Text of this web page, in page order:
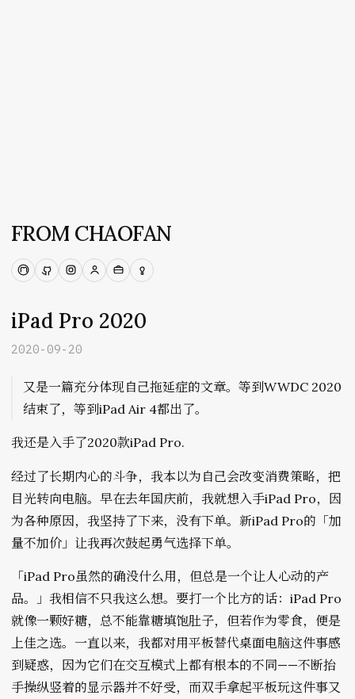
FROM CHAOFAN
Mastodon
GitHubInstagram
Persona
WorkIdeas
iPad Pro 2020
2020-09-20
又是一篇充分体现自己拖延症的文章。等到WWDC 2020
结束了，等到iPad Air 4都出了。
我还是入手了2020款iPad Pro.
经过了长期内心的斗争，我本以为自己会改变消费策略，把
目光转向电脑。早在去年国庆前，我就想入手iPad Pro，因
为各种原因，我坚持了下来，没有下单。新iPad Pro的「加
量不加价」让我再次鼓起勇气选择下单。
「iPad Pro虽然的确没什么用，但总是一个让人心动的产
品。」我相信不只我这么想。要打一个比方的话：iPad Pro
就像一颗好糖，总不能靠糖填饱肚子，但若作为零食，便是
上佳之选。一直以来，我都对用平板替代桌面电脑这件事感
到疑惑，因为它们在交互模式上都有根本的不同——不断抬
手操纵竖着的显示器并不好受，而双手拿起平板玩这件事又